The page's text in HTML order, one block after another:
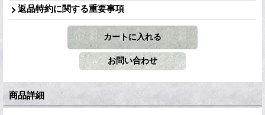
返品特約に関する重要事項
商品詳細